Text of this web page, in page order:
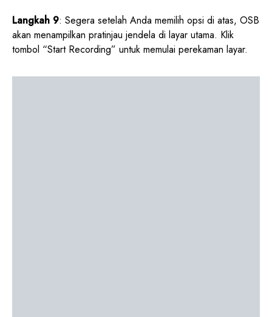
Langkah 9: Segera setelah Anda memilih opsi di atas, OSB
akan menampilkan pratinjau jendela di layar utama. Klik
tombol “Start Recording” untuk memulai perekaman layar.